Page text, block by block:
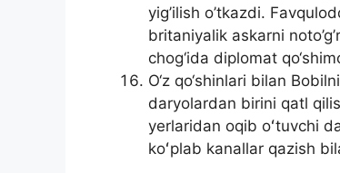
yig’ilish o’tkazdi.
britaniyalik askarni
chog‘ida diplomat
O‘z qo‘shinlari bilan
daryolardan birini qatl
yerlaridan oqib oʻtuvchi
koʻplab kanallar qazish